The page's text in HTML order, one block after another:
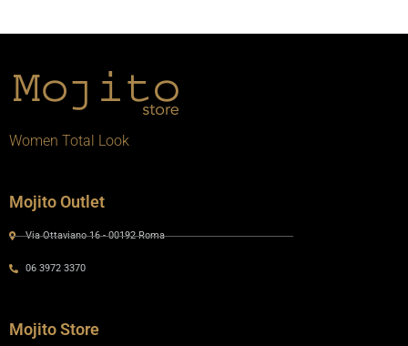
Women Total Look
Mojito Outlet
Via Ottaviano 16 - 00192 Roma
06 3972 3370
Mojito Store